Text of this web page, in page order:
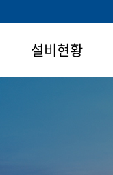
설비현황